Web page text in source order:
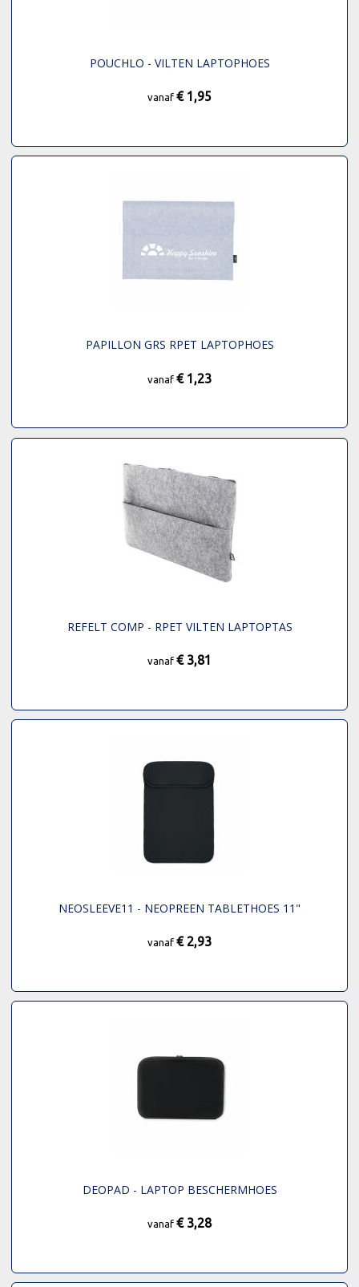
POUCHLO - VILTEN LAPTOPHOES
vanaf € 1,95
PAPILLON GRS RPET LAPTOPHOES
vanaf € 1,23
REFELT COMP - RPET VILTEN LAPTOPTAS
vanaf € 3,81
NEOSLEEVE11 - NEOPREEN TABLETHOES 11"
vanaf € 2,93
DEOPAD - LAPTOP BESCHERMHOES
vanaf € 3,28